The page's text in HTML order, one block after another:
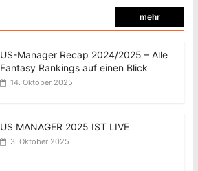
mehr
US-Manager Recap 2024/2025 – Alle
Fantasy Rankings auf einen Blick
14. Oktober 2025
US MANAGER 2025 IST LIVE
3. Oktober 2025